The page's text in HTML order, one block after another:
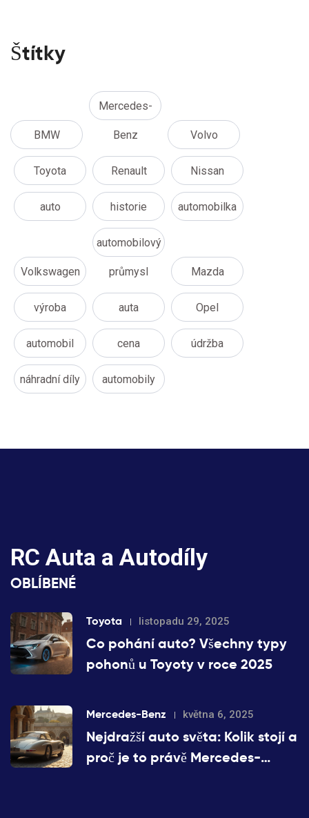
Štítky
BMW
Mercedes-
Benz Volvo
Toyota Renault Nissan
auto historie automobilka
Volkswagen
automobilový
průmysl Mazda
výroba auta Opel
automobil cena údržba
náhradní díly automobily
RC Auta a Autodíly
OBLÍBENÉ
Toyota listopadu 29, 2025
Co pohání auto? Všechny typy
pohonů u Toyoty v roce 2025
Mercedes-Benz května 6, 2025
Nejdražší auto světa: Kolik stojí a
proč je to právě Mercedes-